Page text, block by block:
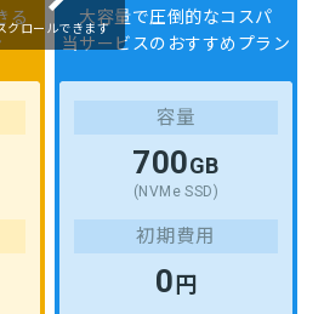
る
大容量で圧倒的なコスパ
当サービスのおすすめプラン
容量
700GB
(NVMe SSD)
初期費用
0 円
クロールできます